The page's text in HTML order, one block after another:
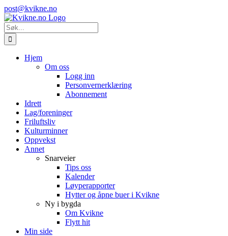
Skip
to
content
Instagram
E-
post
post@kvikne.no
Søk
etter:
Hjem
Om oss
Logg inn
Personvernerklæring
Abonnement
Idrett
Lag/foreninger
Friluftsliv
Kulturminner
Oppvekst
Annet
Snarveier
Tips oss
Kalender
Løyperapporter
Hytter og åpne buer i Kvikne
Ny i bygda
Om Kvikne
Flytt hit
Min side